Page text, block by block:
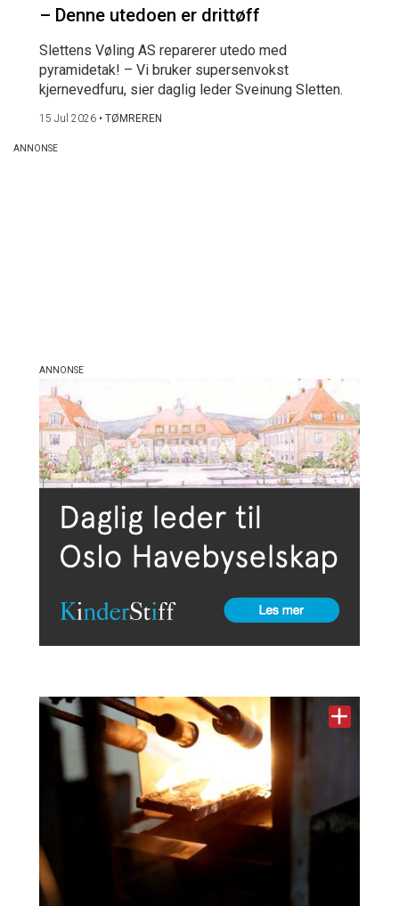
– Denne utedoen er drittøff
Slettens Vøling AS reparerer utedo med
pyramidetak! – Vi bruker supersenvokst
kjernevedfuru, sier daglig leder Sveinung Sletten.
15 Jul 2026 • TØMREREN